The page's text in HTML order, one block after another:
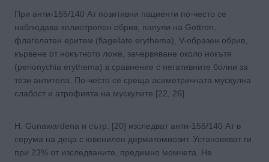
При анти-155/140 Ат позитивни пациенти по-често се
наблюдава хелиотропен обрив, папули на Gottron,
флагелатен еритем (flagellate erythema), V-образен обрив,
кървене от нокътното ложе, зачервяване около нокътя
(perionychia erythema) в сравнение с негативните болни за
тези антитела. По-често се среща асиметричната мускулна
слабост и атрофията на мускулите [22, 26].
H. Gunawardena и сътр. [20] изследват анти-155/140 Ат в
серума на деца с ювенилен дерматомиозит. Установяват ги
при 23% от изследваните, предимно момчета. Не